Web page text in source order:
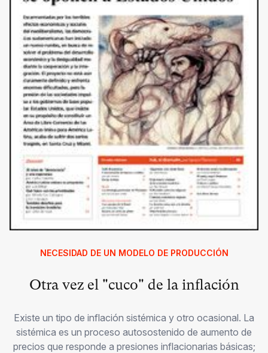
NECESIDAD DE UN MODELO DE PRODUCCIÓN
Otra vez el "cuco" de la inflación
Existe un tipo de inflación sistémica y otro ocasional. La
sistémica es un proceso autosostenido de aumento de
precios que responde a presiones inflacionarias básicas;